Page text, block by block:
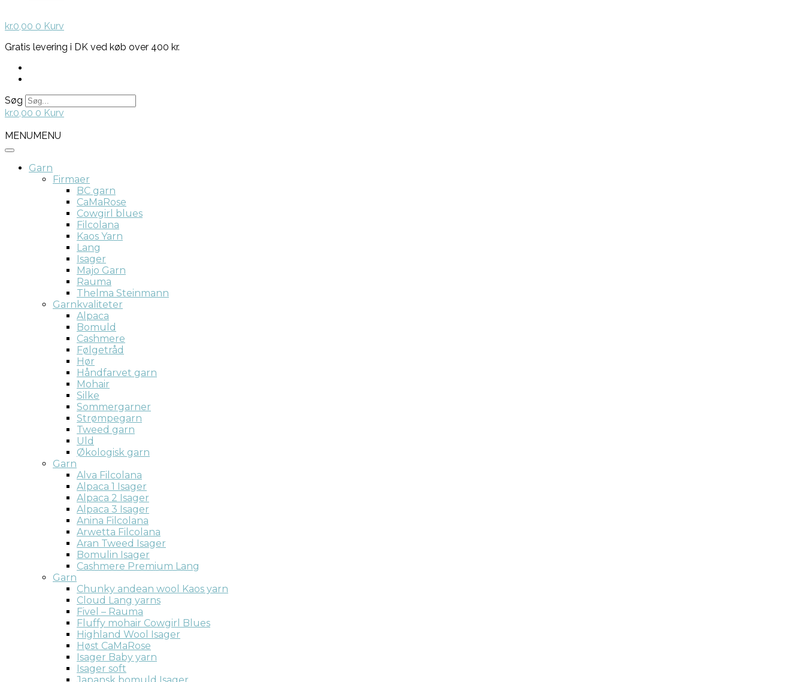
kr.0,00 0 Kurv
Gratis levering i DK ved køb over 400 kr.
Søg
kr.0,00 0 Kurv
MENUMENU
Garn
Firmaer
BC garn
CaMaRose
Cowgirl blues
Filcolana
Kaos Yarn
Lang
Isager
Majo Garn
Rauma
Thelma Steinmann
Garnkvaliteter
Alpaca
Bomuld
Cashmere
Følgetråd
Hør
Håndfarvet garn
Mohair
Silke
Sommergarner
Strømpegarn
Tweed garn
Uld
Økologisk garn
Garn
Alva Filcolana
Alpaca 1 Isager
Alpaca 2 Isager
Alpaca 3 Isager
Anina Filcolana
Arwetta Filcolana
Aran Tweed Isager
Bomulin Isager
Cashmere Premium Lang
Garn
Chunky andean wool Kaos yarn
Cloud Lang yarns
Fivel – Rauma
Fluffy mohair Cowgirl Blues
Highland Wool Isager
Høst CaMaRose
Isager Baby yarn
Isager soft